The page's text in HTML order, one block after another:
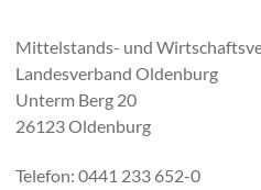
Mittelstands- und
Landesverband Oldenburg
Unterm Berg 20
26123 Oldenburg
Telefon: 0441 233 652-0